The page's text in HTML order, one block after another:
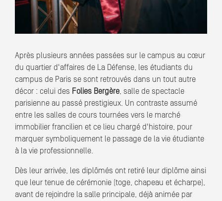
Après plusieurs années passées sur le campus au cœur
du quartier d'affaires de La Défense, les étudiants du
campus de Paris se sont retrouvés dans un tout autre
décor : celui des Folies Bergère, salle de spectacle
parisienne au passé prestigieux. Un contraste assumé
entre les salles de cours tournées vers le marché
immobilier francilien et ce lieu chargé d'histoire, pour
marquer symboliquement le passage de la vie étudiante
à la vie professionnelle.
Dès leur arrivée, les diplômés ont retiré leur diplôme ainsi
que leur tenue de cérémonie (toge, chapeau et écharpe),
avant de rejoindre la salle principale, déjà animée par